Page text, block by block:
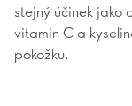
stejný účinek jako
vitamin C a
pokožku.